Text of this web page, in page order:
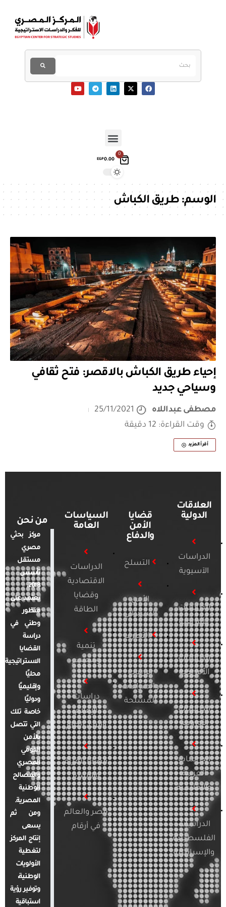
0
EGP0.00
الوسم:طريق الكباش
إحياء طريق الكباش بالاقصر: فتح ثقافي
وسياحي جديد
مصطفى عبداللاه
25/11/2021
وقت القراءة: 12 دقيقة
أقرأ المزيد
العلاقات
الدولية
الدراسات
الآسيوية
الدراسات
الأفريقية
الدراسات
الأمريكية
الدراسات
الأوروبية
الدراسات
العربية
والإقليمية
الدراسات
الفلسطينية
والإسرائيلية
قضايا
الأمن
والدفاع
التسلح
الأمن
السيبراني
التطرف
الإرهاب
والصراعات
المسلحة
السياسات
العامة
الدراسات
الاقتصادية
وقضايا
الطاقة
تنمية
ومجتمع
دراسات
الإعلام
والرأي العام
قضايا المرأة
والأسرة
مصر والعالم
في أرقام
من نحن
مركز بحثي
مصري
مستقل
تأسس
2018.
يعتمد على
منظور
وطني في
دراسة
القضايا
الاستراتيجية
محليًا
وإقليميًا
ودوليًا
خاصة تلك
التي تتصل
بالأمن
القومي
المصري
والمصالح
الوطنية
المصرية.
ومن ثم
يسعى
إنتاج المركز
لتغطية
الأولويات
الوطنية،
وتوفير رؤية
استباقية